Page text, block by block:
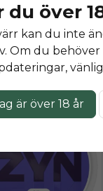
du över
kan du inte
Om du behöver
är över 18 år